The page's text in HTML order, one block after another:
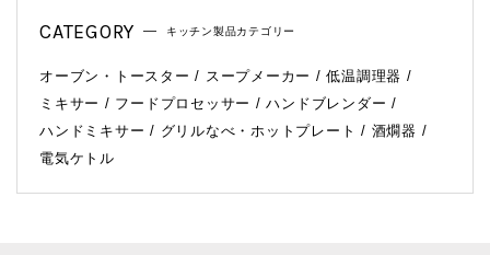
CATEGORY キッチン製品カテゴリー
オーブン・トースター スープメーカー
低温調理器
ミキサー
フードプロセッサー
ハンドブレンダー
ハンドミキサー
グリルなべ・ホットプレート
酒燗器
電気ケトル